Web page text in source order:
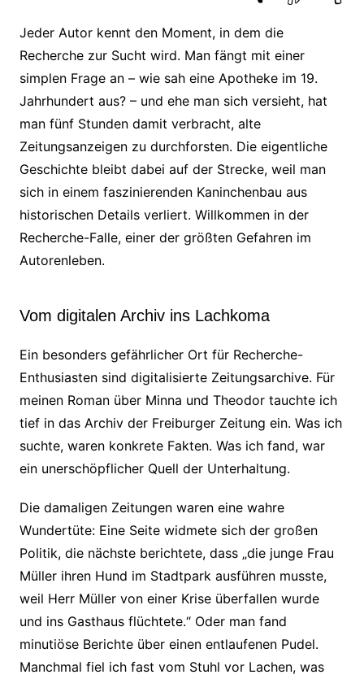
Jeder Autor kennt den Moment, in dem die
Recherche zur Sucht wird. Man fängt mit einer
simplen Frage an – wie sah eine Apotheke im 19.
Jahrhundert aus? – und ehe man sich versieht, hat
man fünf Stunden damit verbracht, alte
Zeitungsanzeigen zu durchforsten. Die eigentliche
Geschichte bleibt dabei auf der Strecke, weil man
sich in einem faszinierenden Kaninchenbau aus
historischen Details verliert. Willkommen in der
Recherche-Falle, einer der größten Gefahren im
Autorenleben.
Vom digitalen Archiv ins Lachkoma
Ein besonders gefährlicher Ort für Recherche-
Enthusiasten sind digitalisierte Zeitungsarchive. Für
meinen Roman über Minna und Theodor tauchte ich
tief in das Archiv der Freiburger Zeitung ein. Was ich
suchte, waren konkrete Fakten. Was ich fand, war
ein unerschöpflicher Quell der Unterhaltung.
Die damaligen Zeitungen waren eine wahre
Wundertüte: Eine Seite widmete sich der großen
Politik, die nächste berichtete, dass „die junge Frau
Müller ihren Hund im Stadtpark ausführen musste,
weil Herr Müller von einer Krise überfallen wurde
und ins Gasthaus flüchtete.“ Oder man fand
minutiöse Berichte über einen entlaufenen Pudel.
Manchmal fiel ich fast vom Stuhl vor Lachen, was